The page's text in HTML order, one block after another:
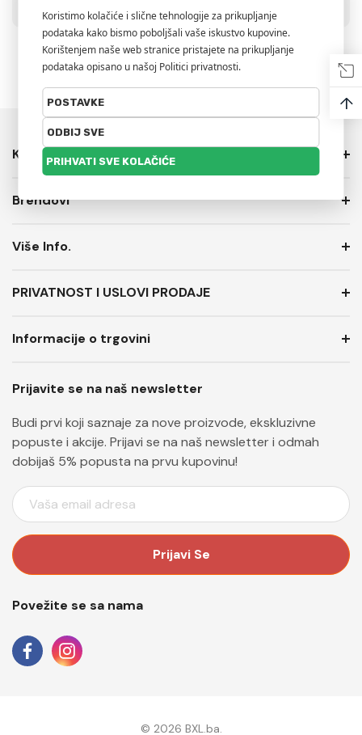
Kategorije
Brendovi
Više Info.
PRIVATNOST I USLOVI PRODAJE
Prijavite se na naš newsletter
Budi prvi koji saznaje za nove proizvode, ekskluzivne
popuste i akcije. Prijavi se na naš newsletter i odmah
dobijaš 5% popusta na prvu kupovinu!
E
M
I
D
E
Informacije o trgovini
Povežite se sa nama
© 2026 BXL.ba.
↑